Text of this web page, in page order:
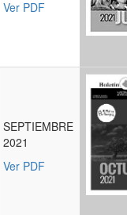
Ver PDF
SEPTIEMBRE
2021
Ver PDF